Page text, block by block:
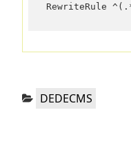
RewriteRule
分
DEDECMS